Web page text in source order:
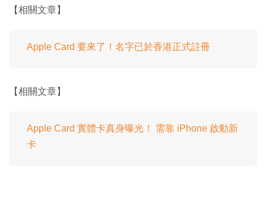
【相關文章】
Apple Card 要來了！名字已於香港正式註冊
【相關文章】
Apple Card 實體卡真身曝光！ 需靠 iPhone 啟動新
卡